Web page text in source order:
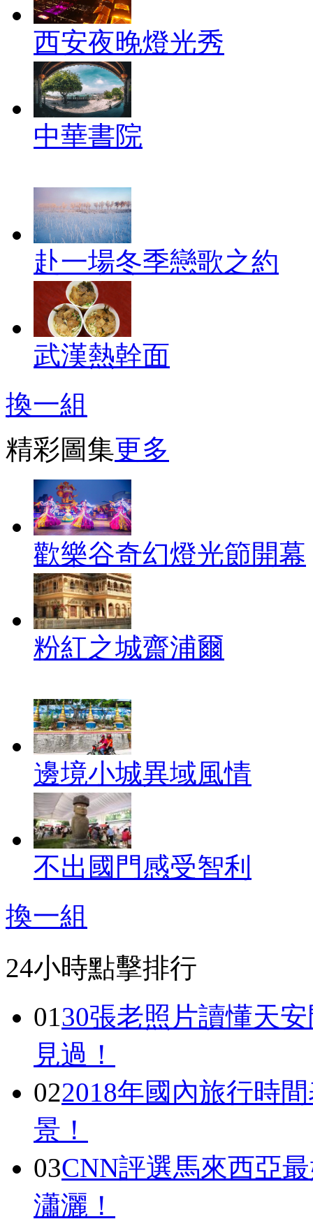
西安夜晚燈光秀
中華書院
赴一場冬季戀歌之約
武漢熱幹面
換一組
精彩圖集更多
歡樂谷奇幻燈光節開幕
粉紅之城齋浦爾
邊境小城異域風情
不出國門感受智利
換一組
24小時點擊排行
0130張老照片讀懂天
見過！
022018年國內旅行時
景！
03CNN評選馬來西亞
瀟灑！